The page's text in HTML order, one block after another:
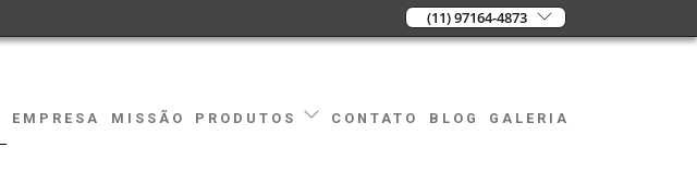
(11) 97164-4873
EMPRESA MISSÃO PRODUTOS CONTATO BLOG GALERIA